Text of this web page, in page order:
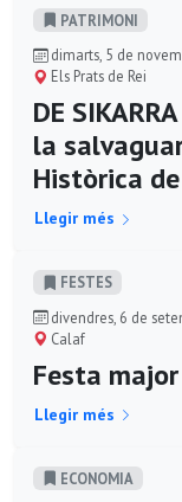
PATRIMONI
dimarts, 5 de
Els Prats de Rei
DE
la
Històrica
Llegir més
FESTES
divendres, 6 de
Calaf
Festa
Llegir més
ECONOMIA